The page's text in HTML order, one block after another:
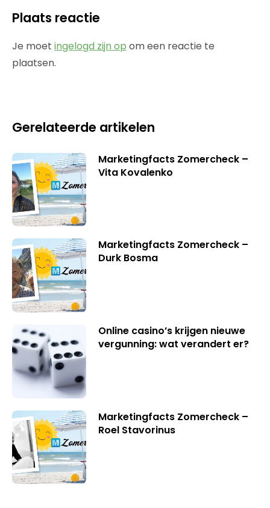
Plaats reactie
Je moet ingelogd zijn op om een reactie te
plaatsen.
Gerelateerde artikelen
Marketingfacts Zomercheck –
Vita Kovalenko
Marketingfacts Zomercheck –
Durk Bosma
Online casino’s krijgen nieuwe
vergunning: wat verandert er?
Marketingfacts Zomercheck –
Roel Stavorinus